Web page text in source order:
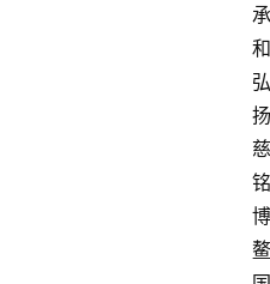
承
和
弘
扬
慈
铭
博
鳌